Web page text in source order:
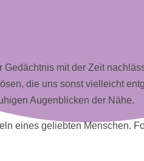
mit der Zeit
die uns sonst vielleicht
Augenblicken der Nähe.
eines geliebten Menschen.